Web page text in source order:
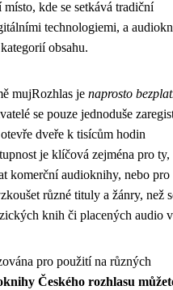
kde se setkává tradiční
technologiemi, a
obsahu.
mujRozhlas je naprosto
se pouze jednoduše
dveře k tisícům hodin
je klíčová zejména pro
komerční audioknihy, nebo pro
různé tituly a žánry, než
knih či placených audio
pro použití na různých
Českého rozhlasu